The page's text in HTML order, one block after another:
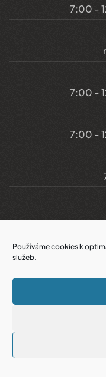
Používáme cookies k
služeb.
7:00 -
7:00 -
7:00 -